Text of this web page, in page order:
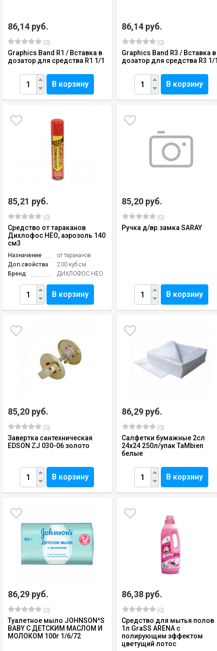
86,14 руб.
(0)
Graphics Band R1 / Вставка в
дозатор для средства R1 1/1
В корзину
86,14 руб.
(0)
Graphics Band R3 / Вставка в
дозатор для средства R3 1/
В корзину
85,21 руб.
(0)
Средство от тараканов
Дихлофос НЕО, аэрозоль 140
см3
Назначение
от тараканов
Доп.свойства
200 куб.см
Бренд
ДИХЛОФОС НЕО
В корзину
85,20 руб.
(0)
Ручка д/вр.замка SARAY
В корзину
85,20 руб.
(0)
Завертка сантехническая
EDSON ZJ 030-06 золото
В корзину
86,29 руб.
(0)
Салфетки бумажные 2сл
24х24 250л/упак TaMbien
белые
В корзину
86,29 руб.
(0)
Туалетное мыло JOHNSON^S
BABY С ДЕТСКИМ МАСЛОМ И
МОЛОКОМ 100г 1/6/72
86,38 руб.
(0)
Средство для мытья полов
1л GraSS ARENA с
полирующим эффектом
цветущий лотос